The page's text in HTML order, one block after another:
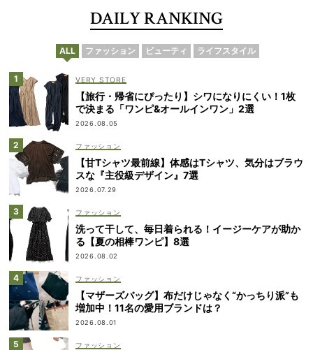
DAILY RANKING
ALL ファッション ビューティ ライフスタイル
VERY STORE
【旅行・帰省にぴったり】シワになりにくい！1枚
で決まる「ワンピ&オールインワン」2選
2026.08.05
ファッション
【甘Tシャツ最前線】体感はTシャツ、気分はブラウ
スな『主役級デザイン』7選
2026.07.29
ファッション
洗って干して、毎日着られる！イージーケアが助か
る【夏の相棒ワンピ】8選
2026.08.02
ファッション
【マザーズバッグ】布だけじゃなく“かっちり派”も
増加中！11名の愛用ブランドは？
2026.08.01
ファッション